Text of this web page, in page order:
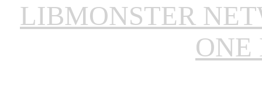
LIBMONSTER
ONE